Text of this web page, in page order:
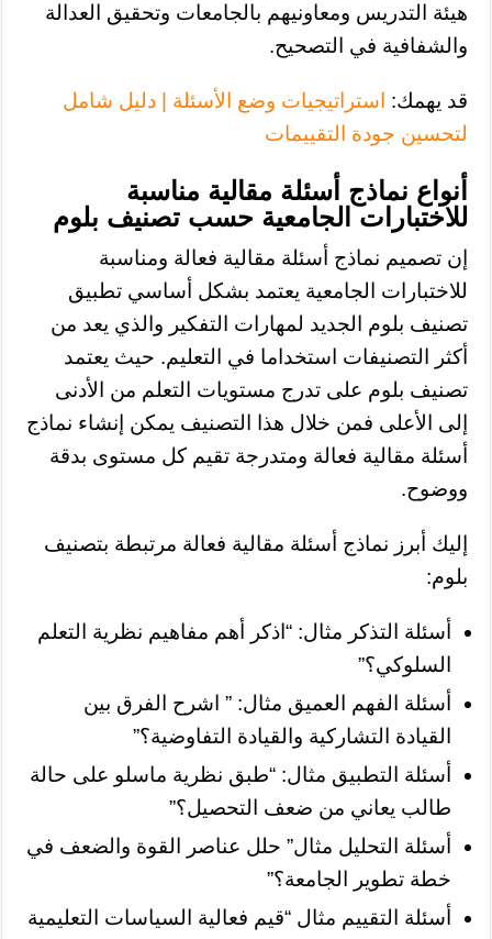
هيئة التدريس ومعاونيهم بالجامعات وتحقيق العدالة
والشفافية في التصحيح.
قد يهمك: استراتيجيات وضع الأسئلة | دليل شامل
لتحسين جودة التقييمات
أنواع نماذج أسئلة مقالية مناسبة
للاختبارات الجامعية حسب تصنيف بلوم
إن تصميم نماذج أسئلة مقالية فعالة ومناسبة
للاختبارات الجامعية يعتمد بشكل أساسي تطبيق
تصنيف بلوم الجديد لمهارات التفكير والذي يعد من
أكثر التصنيفات استخداما في التعليم. حيث يعتمد
تصنيف بلوم على تدرج مستويات التعلم من الأدنى
إلى الأعلى فمن خلال هذا التصنيف يمكن إنشاء نماذج
أسئلة مقالية فعالة ومتدرجة تقيم كل مستوى بدقة
ووضوح.
إليك أبرز نماذج أسئلة مقالية فعالة مرتبطة بتصنيف
بلوم:
أسئلة التذكر مثال: “اذكر أهم مفاهيم نظرية التعلم
السلوكي؟”
أسئلة الفهم العميق مثال: ” اشرح الفرق بين
القيادة التشاركية والقيادة التفاوضية؟”
أسئلة التطبيق مثال: “طبق نظرية ماسلو على حالة
طالب يعاني من ضعف التحصيل؟”
أسئلة التحليل مثال” حلل عناصر القوة والضعف في
خطة تطوير الجامعة؟”
أسئلة التقييم مثال “قيم فعالية السياسات التعليمية